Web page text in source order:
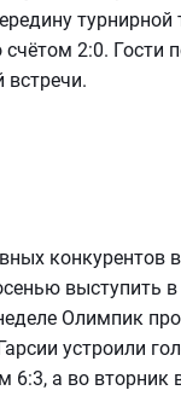
турнирной
2:0. Гости
встречи.
конкурентов
выступить в
Олимпик
устроили
6:3, а во вторник